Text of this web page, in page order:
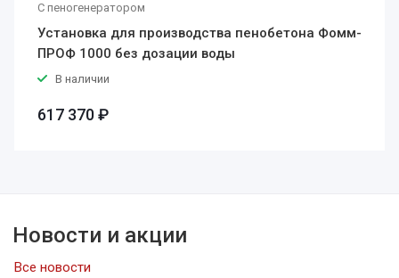
С пеногенератором
Установка для производства пенобетона Фомм-
ПРОФ 1000 без дозации воды
В наличии
617 370 ₽
Все новости
Новости и акции